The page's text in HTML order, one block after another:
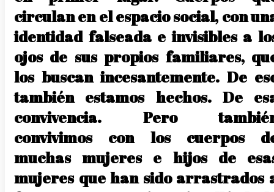
circulan en el espacio social, con
identidad falseada e invisibles a
ojos de sus propios familiares,
los buscan incesantemente. De
también estamos hechos. De
convivencia. Pero
convivimos con los cuerpos
muchas mujeres e hijos de
mujeres que han sido arrastrados